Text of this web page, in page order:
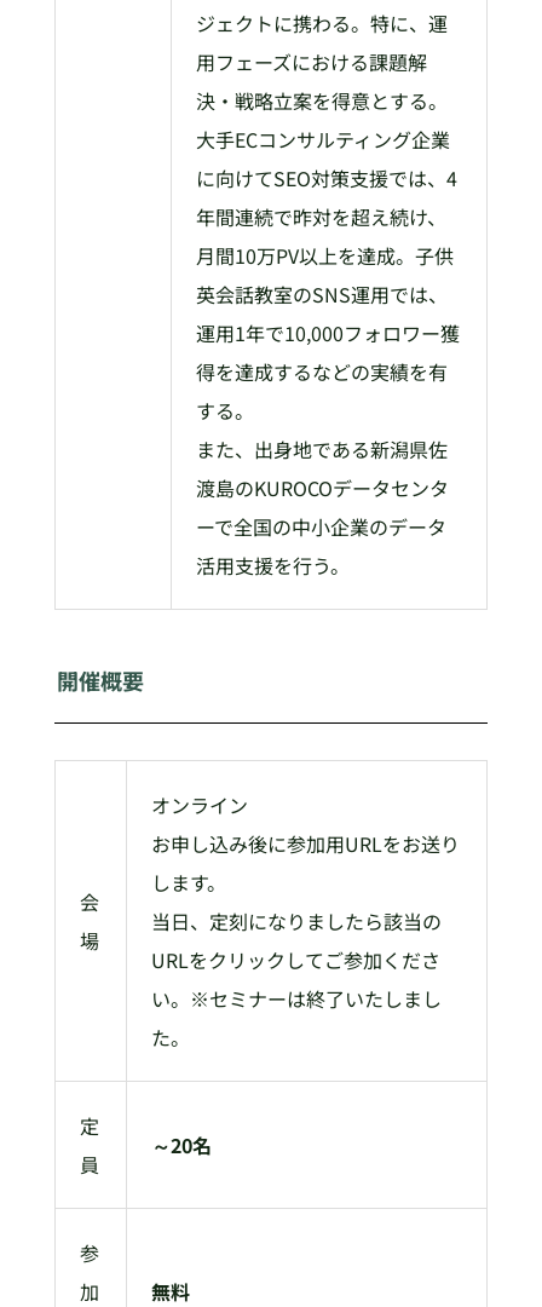
ジェクトに携わる。特に、運
用フェーズにおける課題解
決・戦略立案を得意とする。
大手ECコンサルティング企業
に向けてSEO対策支援では、4
年間連続で昨対を超え続け、
月間10万PV以上を達成。子供
英会話教室のSNS運用では、
運用1年で10,000フォロワー獲
得を達成するなどの実績を有
する。
また、出身地である新潟県佐
渡島のKUROCOデータセンタ
ーで全国の中小企業のデータ
活用支援を行う。
開催概要
会
場
オンライン
お申し込み後に参加用URLをお送り
します。
当日、定刻になりましたら該当の
URLをクリックしてご参加くださ
い。※セミナーは終了いたしまし
た。
定
員
～20名
参
加
無料